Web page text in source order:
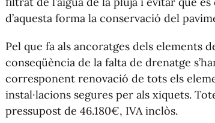
d’aquesta forma la conservació del
Pel que fa als ancoratges dels elements
conseqüència de la falta de drenatge
corresponent renovació de tots els
instal·lacions segures per als xiquets.
pressupost de 46.180€, IVA inclòs.